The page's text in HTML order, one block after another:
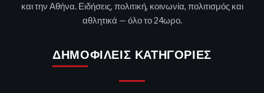
και την Αθήνα. Ειδήσεις, πολιτική, κοινωνία, πολιτισμός και
αθλητικά — όλο το 24ωρο.
ΔΗΜΟΦΙΛΕΊΣ ΚΑΤΗΓΟΡΊΕΣ